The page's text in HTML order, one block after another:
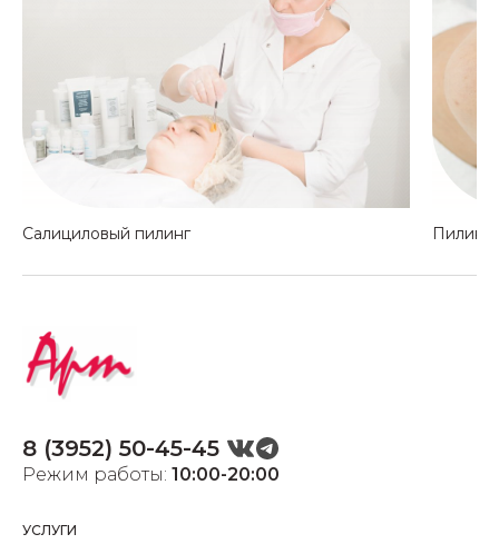
Салициловый пилинг Пилинг
Режим работы: 10:00-20:00
8 (3952) 50-45-45
УСЛУГИ